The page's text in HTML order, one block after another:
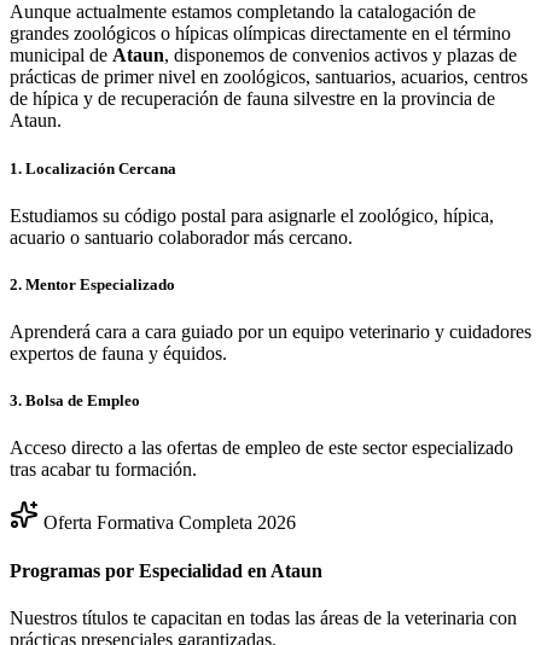
Aunque actualmente estamos completando la catalogación de
grandes zoológicos o hípicas olímpicas directamente en el término
municipal de Ataun, disponemos de convenios activos y plazas de
prácticas de primer nivel en zoológicos, santuarios, acuarios, centros
de hípica y de recuperación de fauna silvestre en la provincia de
Ataun.
1. Localización Cercana
Estudiamos su código postal para asignarle el zoológico, hípica,
acuario o santuario colaborador más cercano.
2. Mentor Especializado
Aprenderá cara a cara guiado por un equipo veterinario y cuidadores
expertos de fauna y équidos.
3. Bolsa de Empleo
Acceso directo a las ofertas de empleo de este sector especializado
tras acabar tu formación.
Oferta Formativa Completa 2026
Programas por Especialidad en Ataun
Nuestros títulos te capacitan en todas las áreas de la veterinaria con
prácticas presenciales garantizadas.